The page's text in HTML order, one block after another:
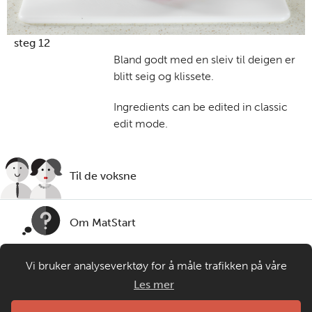
steg 12
Bland godt med en sleiv til deigen er
blitt seig og klissete.
Ingredients can be edited in classic
edit mode.
Til de voksne
Om MatStart
Kontakt oss
Vi bruker analyseverktøy for å måle trafikken på våre
nettsider. Informasjonskapsler plasseres i din nettleser og
gir oss grunnlag for videreutvikling og drift av våre
Les mer